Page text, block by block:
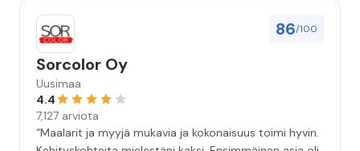
86/100
Sorcolor Oy
Uusimaa
4.4
7,127 arviota
“Maalarit ja myyjä mukavia ja kokonaisuus toimi hyvin.